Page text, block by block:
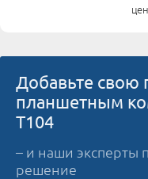
Добавьте свою
планшетным
T104
– и наши эксперты
решение